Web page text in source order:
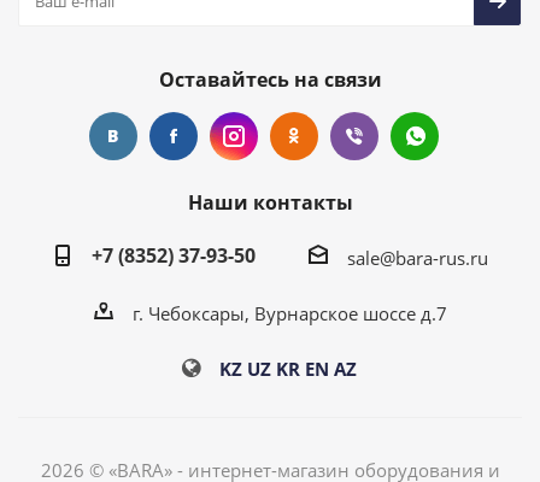
Оставайтесь на связи
Наши контакты
+7 (8352) 37-93-50
sale@bara-rus.ru
г. Чебоксары, Вурнарское шоссе д.7
KZ UZ KR EN AZ
2026 © «BARA» - интернет-магазин оборудования и